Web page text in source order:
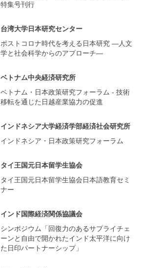
特集号刊行
台湾大学日本研究センター
ポストコロナ時代を考える日本研究 ―人文
学と社会科学からのアプローチ―
ベトナム中央経済研究所
ベトナム・日本政策研究フォーラム - 技術
移転を通じた日越産業協力の促進
インドネシア大学経済学部経済社会研究所
インドネシア・日本政策研究フォーラム
タイ王国元日本留学生協会
タイ王国元日本留学生協会日本語教育セミ
ナー
インド国際経済関係協議会
シンポジウム「回復力のあるサプライチェ
ーンと自由で開かれたインド太平洋に向け
た日印パートナーシップ」